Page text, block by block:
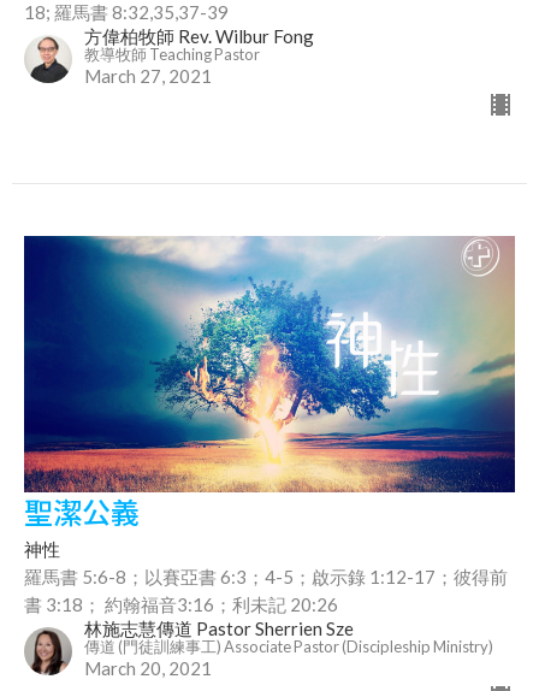
18; 羅馬書 8:32,35,37-39
方偉柏牧師 Rev. Wilbur Fong
教導牧師 Teaching Pastor
March 27, 2021
聖潔公義
神性
羅馬書 5:6-8；以賽亞書 6:3；4-5；啟示錄 1:12-17；彼得前
書 3:18； 約翰福音3:16；利未記 20:26
林施志慧傳道 Pastor Sherrien Sze
傳道 (門徒訓練事工) Associate Pastor (Discipleship Ministry)
March 20, 2021